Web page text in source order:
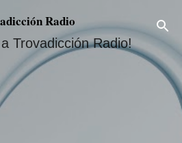
principal
Radio
Trovadicción Radio!